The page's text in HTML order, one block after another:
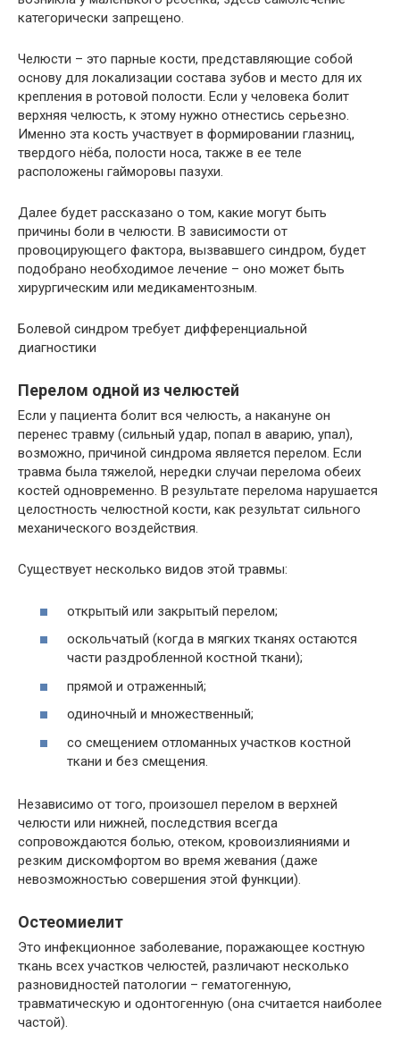
категорически запрещено.
Челюсти – это парные кости, представляющие собой
основу для локализации состава зубов и место для их
крепления в ротовой полости. Если у человека болит
верхняя челюсть, к этому нужно отнестись серьезно.
Именно эта кость участвует в формировании глазниц,
твердого нёба, полости носа, также в ее теле
расположены гайморовы пазухи.
Далее будет рассказано о том, какие могут быть
причины боли в челюсти. В зависимости от
провоцирующего фактора, вызвавшего синдром, будет
подобрано необходимое лечение – оно может быть
хирургическим или медикаментозным.
Болевой синдром требует дифференциальной
диагностики
Перелом одной из челюстей
Если у пациента болит вся челюсть, а накануне он
перенес травму (сильный удар, попал в аварию, упал),
возможно, причиной синдрома является перелом. Если
травма была тяжелой, нередки случаи перелома обеих
костей одновременно. В результате перелома нарушается
целостность челюстной кости, как результат сильного
механического воздействия.
Существует несколько видов этой травмы:
открытый или закрытый перелом;
оскольчатый (когда в мягких тканях остаются
части раздробленной костной ткани);
прямой и отраженный;
одиночный и множественный;
со смещением отломанных участков костной
ткани и без смещения.
Независимо от того, произошел перелом в верхней
челюсти или нижней, последствия всегда
сопровождаются болью, отеком, кровоизлияниями и
резким дискомфортом во время жевания (даже
невозможностью совершения этой функции).
Остеомиелит
Это инфекционное заболевание, поражающее костную
ткань всех участков челюстей, различают несколько
разновидностей патологии – гематогенную,
травматическую и одонтогенную (она считается наиболее
частой).